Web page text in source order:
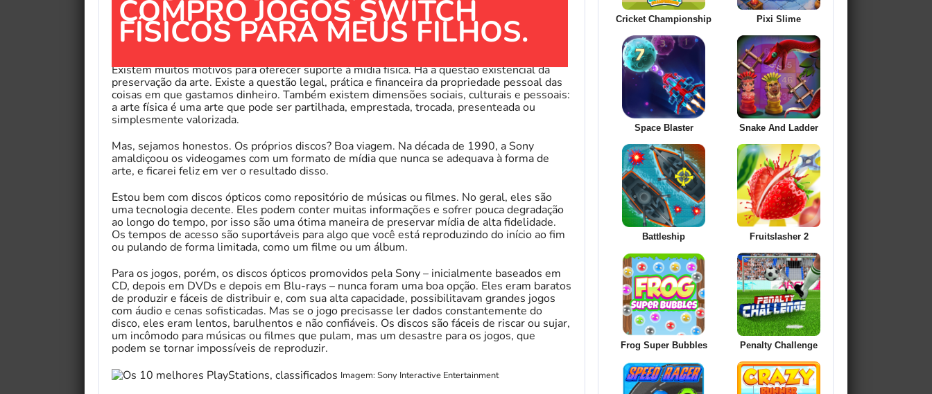
COMPRO JOGOS SWITCH
FÍSICOS PARA MEUS FILHOS.
Existem muitos motivos para oferecer suporte à mídia física. Há a questão existencial da
preservação da arte. Existe a questão legal, prática e financeira da propriedade pessoal das
coisas em que gastamos dinheiro. Também existem dimensões sociais, culturais e pessoais:
a arte física é uma arte que pode ser partilhada, emprestada, trocada, presenteada ou
simplesmente valorizada.
Mas, sejamos honestos. Os próprios discos? Boa viagem. Na década de 1990, a Sony
amaldiçoou os videogames com um formato de mídia que nunca se adequava à forma de
arte, e ficarei feliz em ver o resultado disso.
Estou bem com discos ópticos como repositório de músicas ou filmes. No geral, eles são
uma tecnologia decente. Eles podem conter muitas informações e sofrer pouca degradação
ao longo do tempo, por isso são uma ótima maneira de preservar mídia de alta fidelidade.
Os tempos de acesso são suportáveis ​​para algo que você está reproduzindo do início ao fim
ou pulando de forma limitada, como um filme ou um álbum.
Para os jogos, porém, os discos ópticos promovidos pela Sony – inicialmente baseados em
CD, depois em DVDs e depois em Blu-rays – nunca foram uma boa opção. Eles eram baratos
de produzir e fáceis de distribuir e, com sua alta capacidade, possibilitavam grandes jogos
com áudio e cenas sofisticadas. Mas se o jogo precisasse ler dados constantemente do
disco, eles eram lentos, barulhentos e não confiáveis. Os discos são fáceis de riscar ou sujar,
um incômodo para músicas ou filmes que pulam, mas um desastre para os jogos, que
podem se tornar impossíveis de reproduzir.
Imagem: Sony Interactive Entertainment
Cricket Championship Pixi Slime
Space Blaster Snake And Ladder
Battleship Fruitslasher 2
Frog Super Bubbles Penalty Challenge